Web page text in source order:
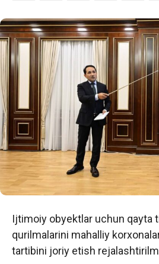
Ijtimoiy obyektlar uchun qayta
qurilmalarini mahalliy
tartibini joriy etish